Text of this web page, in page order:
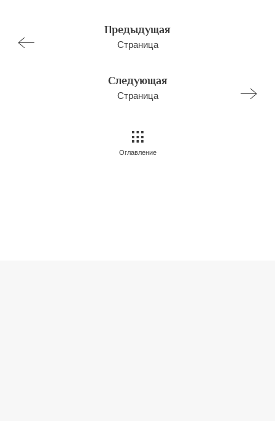
Предыдущая
Страница
Следующая
Страница
Оглавление